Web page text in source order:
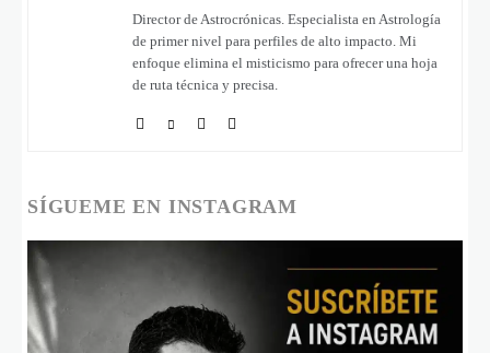
Director de Astrocrónicas. Especialista en Astrología
de primer nivel para perfiles de alto impacto. Mi
enfoque elimina el misticismo para ofrecer una hoja
de ruta técnica y precisa.
SÍGUEME EN INSTAGRAM